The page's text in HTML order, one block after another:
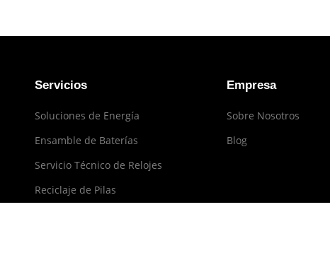
Servicios
Soluciones de Energía
Ensamble de Baterías
Servicio Técnico de Relojes
Reciclaje de Pilas
Empresa
Sobre Nosotros
Blog